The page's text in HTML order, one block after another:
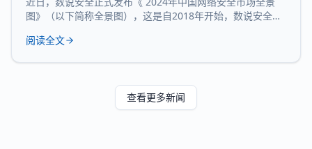
图》（以下简称全景图），这是自2018年开始，数说安全发
沉淀、服务经验和长时间的市场验证，再度 入选 全景图安全
致力于提供客观、科学的市
阅读全文
查看更多新闻